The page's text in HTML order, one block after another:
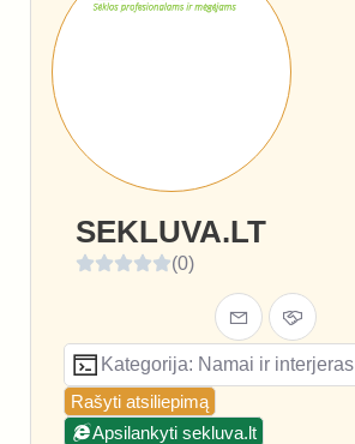
SEKLUVA.LT
(0)
Kategorija: Namai ir interjeras
Rašyti atsiliepimą
Apsilankyti sekluva.lt